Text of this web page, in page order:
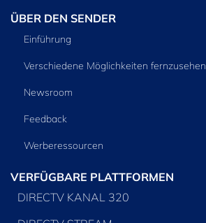
ÜBER DEN SENDER
Einführung
Verschiedene Möglichkeiten fernzusehen
Newsroom
Feedback
Werberessourcen
VERFÜGBARE PLATTFORMEN
DIRECTV KANAL 320